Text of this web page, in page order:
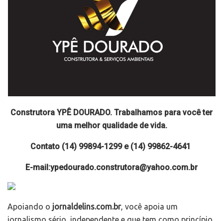
Construtora YPÊ DOURADO. Trabalhamos para você ter
uma melhor qualidade de vida.
Contato (14) 99894-1299 e (14) 99862-4641
E-mail:ypedourado.construtora@yahoo.com.br
Apoiando o jornaldelins.com.br, você apoia um